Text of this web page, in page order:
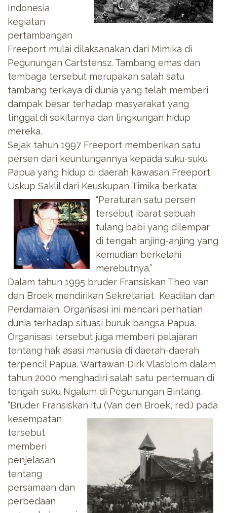
Indonesia
kegiatan
pertambangan
Freeport mulai dilaksanakan dari Mimika di
Pegunungan Cartstensz. Tambang emas dan
tembaga tersebut merupakan salah satu
tambang terkaya di dunia yang telah memberi
dampak besar terhadap masyarakat yang
tinggal di sekitarnya dan lingkungan hidup
mereka.
Sejak tahun 1997 Freeport memberikan satu
persen dari keuntungannya kepada suku-suku
Papua yang hidup di daerah kawasan Freeport.
Uskup Saklil dari Keuskupan Timika berkata:
“Peraturan satu persen
tersebut ibarat sebuah
tulang babi yang dilempar
di tengah anjing-anjing yang
kemudian berkelahi
merebutnya.”
Dalam tahun 1995 bruder Fransiskan Theo van
den Broek mendirikan Sekretariat Keadilan dan
Perdamaian. Organisasi ini mencari perhatian
dunia terhadap situasi buruk bangsa Papua.
Organisasi tersebut juga memberi pelajaran
tentang hak asasi manusia di daerah-daerah
terpencil Papua. Wartawan Dirk Vlasblom dalam
tahun 2000 menghadiri salah satu pertemuan di
tengah suku Ngalum di Pegunungan Bintang.
“Bruder Fransiskan itu (Van den Broek, red.) pada
kesempatan
tersebut
memberi
penjelasan
tentang
persamaan dan
perbedaan